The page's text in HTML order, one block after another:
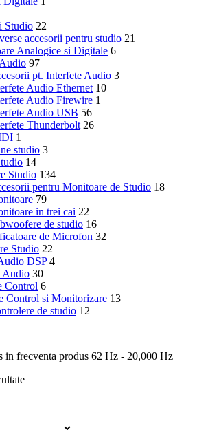
Studio 22
accesorii pentru studio 21
Analogice si Digitale 6
97
pt. Interfete Audio 3
Audio Ethernet 10
Audio Firewire 1
Audio USB 56
Thunderbolt 26
1
studio 3
14
Studio 134
pentru Monitoare de Studio 18
79
in trei cai 22
de studio 16
de Microfon 32
Studio 22
DSP 4
Audio 30
Control 6
Control si Monitorizare 13
de studio 12
in frecventa produs 62 Hz - 20,000 Hz